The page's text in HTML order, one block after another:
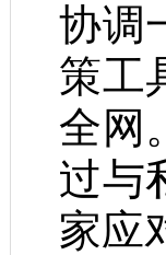
协调
策工
全网
过与
家应